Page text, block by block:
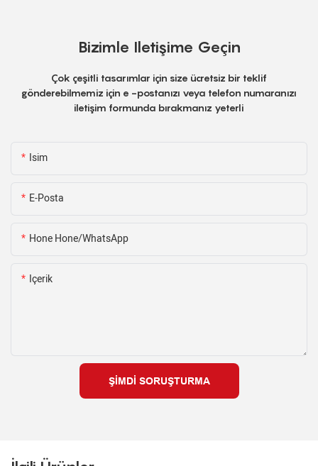
Bizimle Iletişime Geçin
Çok çeşitli tasarımlar için size ücretsiz bir teklif
gönderebilmemiz için e -postanızı veya telefon numaranızı
iletişim formunda bırakmanız yeterli
Isim
E-Posta
Hone Hone/WhatsApp
Içerik
ŞIMDI SORUŞTURMA